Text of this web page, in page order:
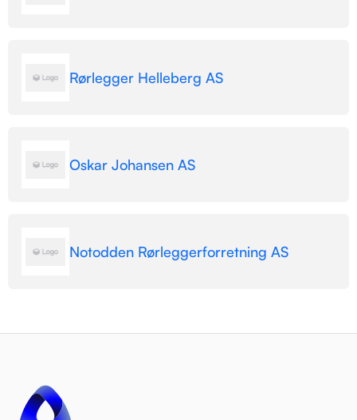
Rørlegger Helleberg AS
Oskar Johansen AS
Notodden Rørleggerforretning AS